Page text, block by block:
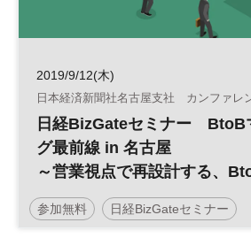
2019/9/12(木)
日本経済新聞社名古屋支社 カンファレ
日経BizGateセミナー BtoB
グ最前線 in 名古屋
～営業視点で再設計する、
ィング活動の現在地～
参加無料 日経BizGateセミナー